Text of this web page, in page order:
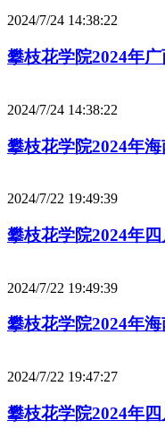
2024/7/24 14:38:22
攀枝花学院2024年
2024/7/24 14:38:22
攀枝花学院2024年
2024/7/22 19:49:39
攀枝花学院2024年
2024/7/22 19:49:39
攀枝花学院2024年
2024/7/22 19:47:27
攀枝花学院2024年